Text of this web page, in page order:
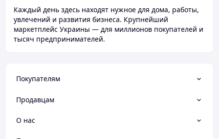
Каждый день здесь находят нужное для дома, работы,
увлечений и развития бизнеса. Крупнейший
маркетплейс Украины — для миллионов покупателей и
тысяч предпринимателей.
Покупателям
Продавцам
О нас